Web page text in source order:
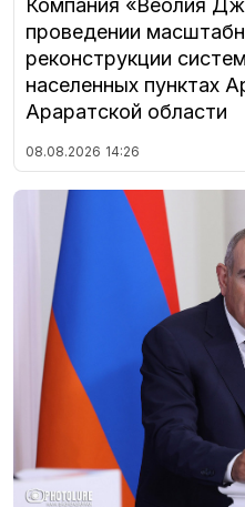
Компания «Веолия
проведении
реконструкции
населенных пунктах
Араратской области
08.08.2026 14:26